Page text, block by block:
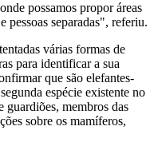
possamos propor áreas
pessoas separadas", referiu.
várias formas de
para identificar a sua
que são elefantes-
espécie existente no
guardiões, membros das
sobre os mamíferos,